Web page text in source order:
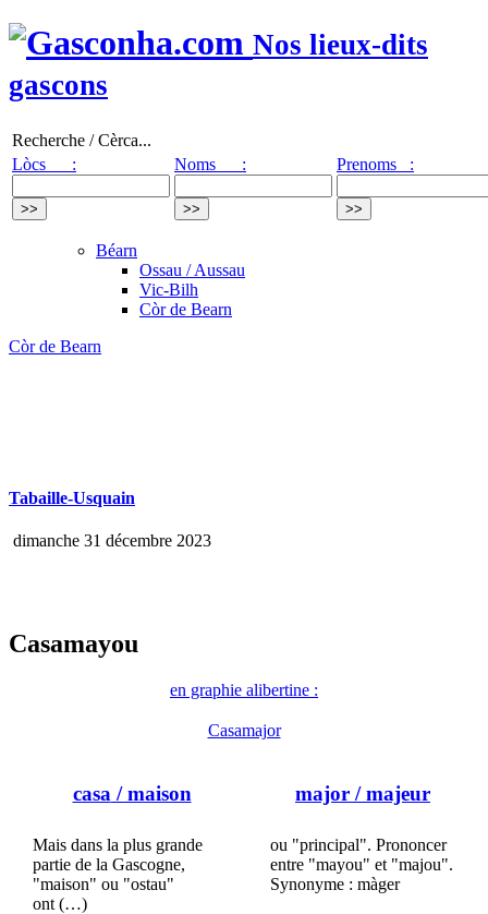
Nos lieux-dits
gascons
Recherche / Cèrca...
Lòcs :
Noms : Prenoms :
Béarn
Ossau / Aussau
Vic-Bilh
Còr de Bearn
Còr de Bearn
Tabaille-Usquain
dimanche 31 décembre 2023
Casamayou
en graphie alibertine :
Casamajor
casa / maison
Mais dans la plus grande
partie de la Gascogne,
"maison" ou "ostau"
ont (…)
major / majeur
ou "principal". Prononcer
entre "mayou" et "majou".
Synonyme : màger